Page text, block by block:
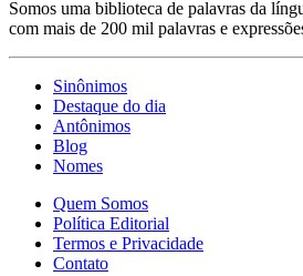
Somos uma biblioteca de palavras da
com mais de 200 mil palavras e
Sinônimos
Destaque do dia
Antônimos
Blog
Nomes
Quem Somos
Política Editorial
Termos e Privacidade
Contato